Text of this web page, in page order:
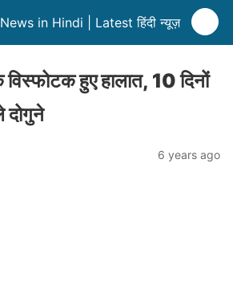
in Hindi | Latest हिंदी न्यूज़
विस्‍फोटक हुए हालात, 10 दिनों
दोगुने
6 years ago